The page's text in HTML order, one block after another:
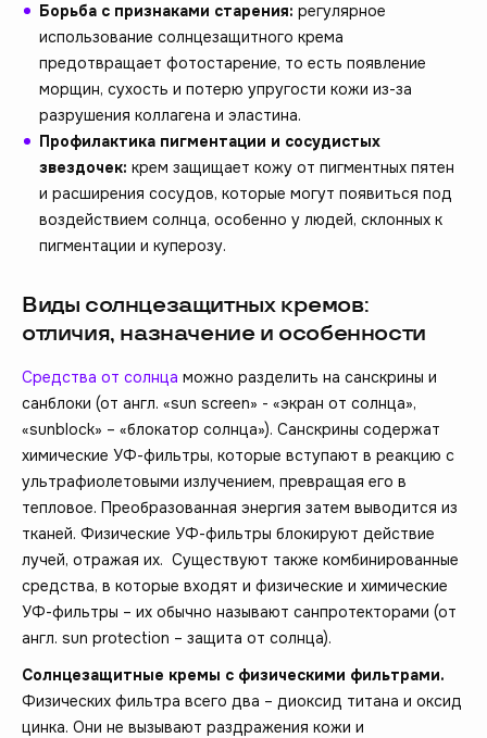
Борьба с признаками старения: регулярное
использование солнцезащитного крема
предотвращает фотостарение, то есть появление
морщин, сухость и потерю упругости кожи из-за
разрушения коллагена и эластина.
Профилактика пигментации и сосудистых
звездочек: крем защищает кожу от пигментных пятен
и расширения сосудов, которые могут появиться под
воздействием солнца, особенно у людей, склонных к
пигментации и куперозу.
Виды солнцезащитных кремов:
отличия, назначение и особенности
Средства от солнца можно разделить на санскрины и
санблоки (от англ. «sun screen» - «экран от солнца»,
«sunblock» – «блокатор солнца»). Санскрины содержат
химические УФ-фильтры, которые вступают в реакцию с
ультрафиолетовыми излучением, превращая его в
тепловое. Преобразованная энергия затем выводится из
тканей. Физические УФ-фильтры блокируют действие
лучей, отражая их. Существуют также комбинированные
средства, в которые входят и физические и химические
УФ-фильтры – их обычно называют санпротекторами (от
англ. sun protection – защита от солнца).
Солнцезащитные кремы с физическими фильтрами.
Физических фильтра всего два – диоксид титана и оксид
цинка. Они не вызывают раздражения кожи и